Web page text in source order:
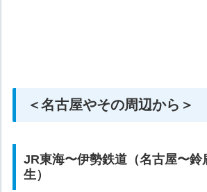
＜名古屋やその周辺から＞
JR東海〜伊勢鉄道（名古屋〜鈴
生）